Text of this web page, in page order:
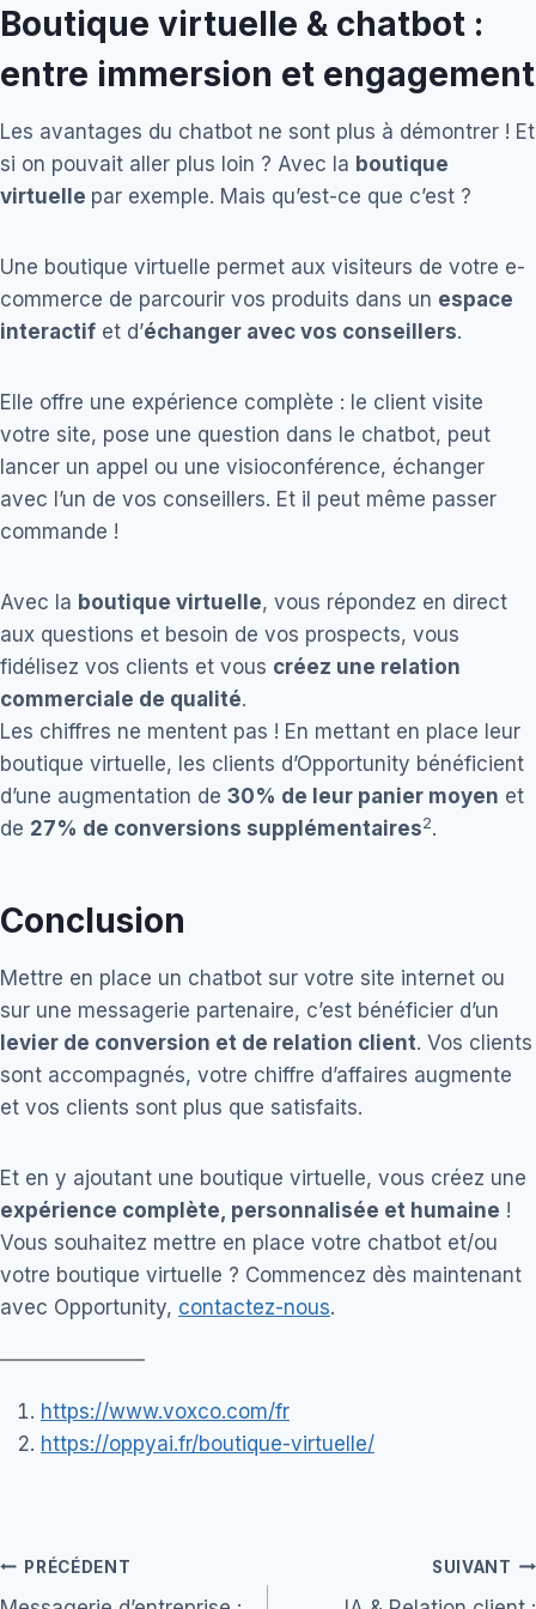
Boutique virtuelle & chatbot :
entre immersion et engagement
Les avantages du chatbot ne sont plus à démontrer ! Et
si on pouvait aller plus loin ? Avec la boutique
virtuelle par exemple. Mais qu’est-ce que c’est ?
Une boutique virtuelle permet aux visiteurs de votre e-
commerce de parcourir vos produits dans un espace
interactif et d’échanger avec vos conseillers.
Elle offre une expérience complète : le client visite
votre site, pose une question dans le chatbot, peut
lancer un appel ou une visioconférence, échanger
avec l’un de vos conseillers. Et il peut même passer
commande !
Avec la boutique virtuelle, vous répondez en direct
aux questions et besoin de vos prospects, vous
fidélisez vos clients et vous créez une relation
commerciale de qualité.
Les chiffres ne mentent pas ! En mettant en place leur
boutique virtuelle, les clients d’Opportunity bénéficient
d’une augmentation de 30% de leur panier moyen et
de 27% de conversions supplémentaires2.
Conclusion
Mettre en place un chatbot sur votre site internet ou
sur une messagerie partenaire, c’est bénéficier d’un
levier de conversion et de relation client. Vos clients
sont accompagnés, votre chiffre d’affaires augmente
et vos clients sont plus que satisfaits.
Et en y ajoutant une boutique virtuelle, vous créez une
expérience complète, personnalisée et humaine !
Vous souhaitez mettre en place votre chatbot et/ou
votre boutique virtuelle ? Commencez dès maintenant
avec Opportunity, contactez-nous.
https://www.voxco.com/fr
https://oppyai.fr/boutique-virtuelle/
Navigation
PRÉCÉDENT SUIVANT